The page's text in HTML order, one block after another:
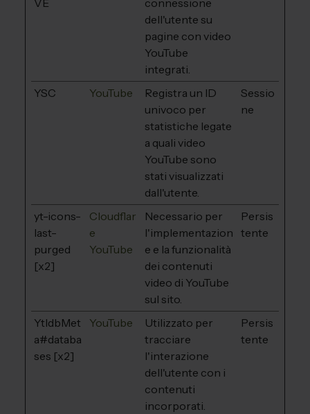
VE
connessione
dell'utente su
pagine con video
YouTube
integrati.
YSC YouTube
Registra un ID
univoco per
statistiche legate
a quali video
YouTube sono
stati visualizzati
dall'utente.
Sessio
ne
yt-icons-
last-
purged
[x2]
Cloudflar
e
YouTube
Necessario per
l'implementazion
e e la funzionalità
dei contenuti
video di YouTube
sul sito.
Persis
tente
YtIdbMet
a#databa
ses [x2]
YouTube
Utilizzato per
tracciare
l'interazione
dell'utente con i
contenuti
incorporati.
Persis
tente